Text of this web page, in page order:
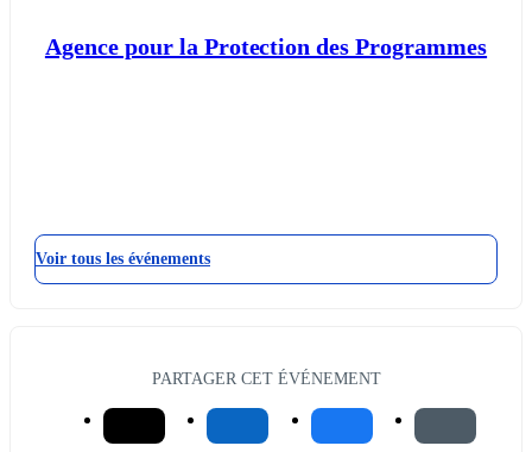
Agence pour la Protection des Programmes
Voir tous les événements
PARTAGER CET ÉVÉNEMENT